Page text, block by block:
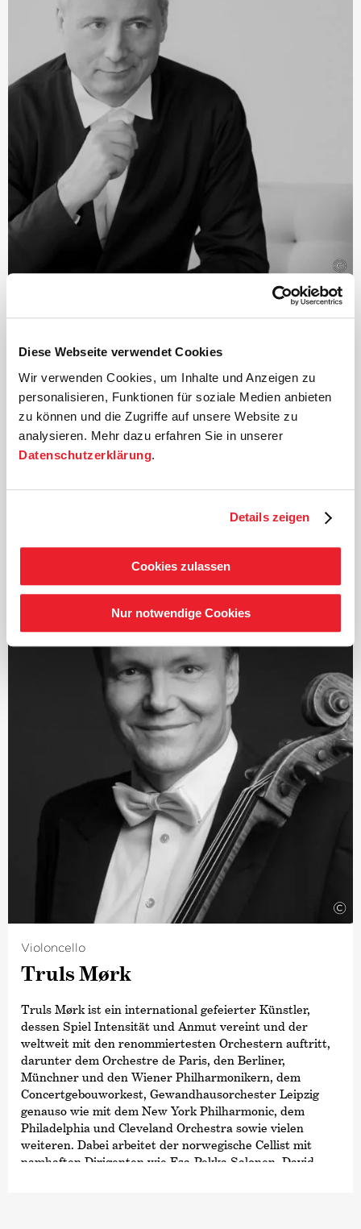
Diese Webseite verwendet Cookies
Wir verwenden Cookies, um Inhalte und Anzeigen zu
personalisieren, Funktionen für soziale Medien anbieten
zu können und die Zugriffe auf unsere Website zu
analysieren. Mehr dazu erfahren Sie in unserer
Datenschutzerklärung.
Details zeigen
Cookies zulassen
Nur notwendige Cookies
©
Järvi ist seit 2004 Künstlerischer Leiter der Deutschen
Kammer­philharmonie Bremen.
Einer der vielen Höhepunkte dieser Zusammenarbeit
waren die weltweit von Kritikern und Publikum
gefeierten Aufführungen des Beethoven-Zyklus, für die
renommierte Jahrespreis der Deutschen
eine intensive Beschäftigung mit den sinfonischen
Werken Schumanns und Brahms, beide Zyklen wurden
ebenfalls vielfach ausgezeichnet. Ab Herbst 2021 standen
die zwölf Londoner Sinfonien von Joseph Haydn im
Fokus und seit 2024 die intensive Auseinandersetzung
mit den Sinfonien von Franz Schubert.
Seit Beginn der Saison 2019/2020 ist Järvi
Musikdirektor des Tonhalle-Orchesters Zürich. Zudem
ist er Gründer und Künstlerischer Leiter des Estonian
Festival Orchestras und des Pärnu Music Festivals.
Mit der Saison 2028/29 übernimmt Järvi das Amt des
Chefdirigenten und künstlerischen Beraters des London
Philharmonic Orchestra.
Als Gastdirigent tritt er regelmäßig mit bedeutenden
Orchestern wie dem Royal Concertgebouw Orchestra
Amsterdam, den Berliner Philharmonikern, der
Staatskapelle Dresden, den New York und Los Angeles
Philharmonic und dem Chicago Symphony Orchestra.
2015 wurde er von der renommierten britischen
›Gramophone‹
und der französischen
Zeitschrift›Diapason‹zum›Künstler des Jahres‹
ernannt, 2019 folgte der Opus Klassik als
Auszeichnung des Landes Bremen, die Medaille für
©
Violoncello
Truls Mørk
Truls Mørk ist ein international gefeierter Künstler,
dessen Spiel Intensität und Anmut vereint und der
weltweit mit den renommiertesten Orchestern auftritt,
darunter dem Orchestre de Paris, den Berliner,
Münchner und den Wiener Philharmonikern, dem
Concertgebouworkest, Gewandhausorchester Leipzig
genauso wie mit dem New York Philharmonic, dem
Philadelphia und Cleveland Orchestra sowie vielen
weiteren. Dabei arbeitet der norwegische Cellist mit
namhaften Dirigenten wie Esa-Pekka Salonen, David